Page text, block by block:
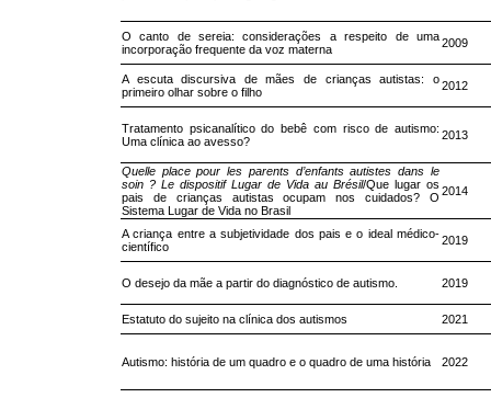
O canto de sereia: considerações a respeito de uma
incorporação frequente da voz materna
2009
A escuta discursiva de mães de crianças autistas: o
primeiro olhar sobre o filho
2012
Tratamento psicanalítico do bebê com risco de autismo:
Uma clínica ao avesso?
2013
Quelle place pour les parents d’enfants autistes dans le
soin ? Le dispositif Lugar de Vida au Brésil/Que lugar os
pais de crianças autistas ocupam nos cuidados? O
Sistema Lugar de Vida no Brasil
2014
A criança entre a subjetividade dos pais e o ideal médico-
científico
2019
O desejo da mãe a partir do diagnóstico de autismo. 2019
Estatuto do sujeito na clínica dos autismos 2021
Autismo: história de um quadro e o quadro de uma história 2022